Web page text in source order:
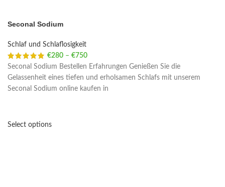
Seconal Sodium
Schlaf und Schlaflosigkeit
€280 – €750
Seconal Sodium Bestellen Erfahrungen Genießen Sie die
Gelassenheit eines tiefen und erholsamen Schlafs mit unserem
Seconal Sodium online kaufen in
Select options